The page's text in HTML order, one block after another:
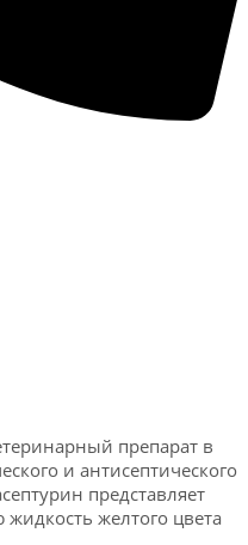
препарат в
и антисептического
представляет
желтого цвета